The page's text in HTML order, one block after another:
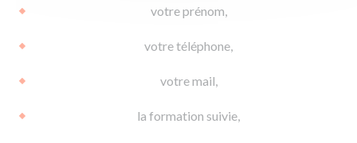
votre prénom,
votre téléphone,
votre mail,
la formation suivie,